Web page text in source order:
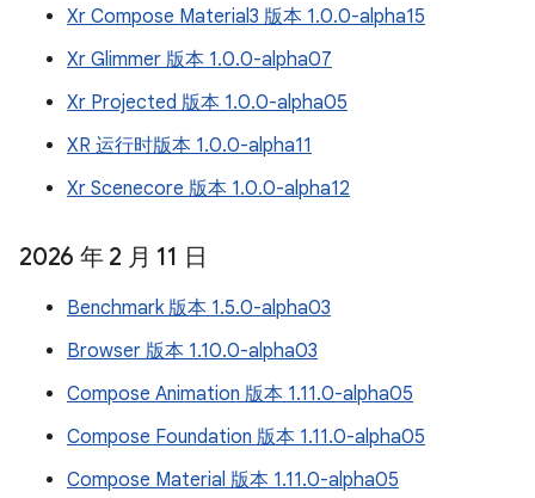
Xr Compose Material3 版本 1.0.0-alpha15
Xr Glimmer 版本 1.0.0-alpha07
Xr Projected 版本 1.0.0-alpha05
XR 运行时版本 1.0.0-alpha11
Xr Scenecore 版本 1.0.0-alpha12
2026 年 2 月 11 日
Benchmark 版本 1.5.0-alpha03
Browser 版本 1.10.0-alpha03
Compose Animation 版本 1.11.0-alpha05
Compose Foundation 版本 1.11.0-alpha05
Compose Material 版本 1.11.0-alpha05